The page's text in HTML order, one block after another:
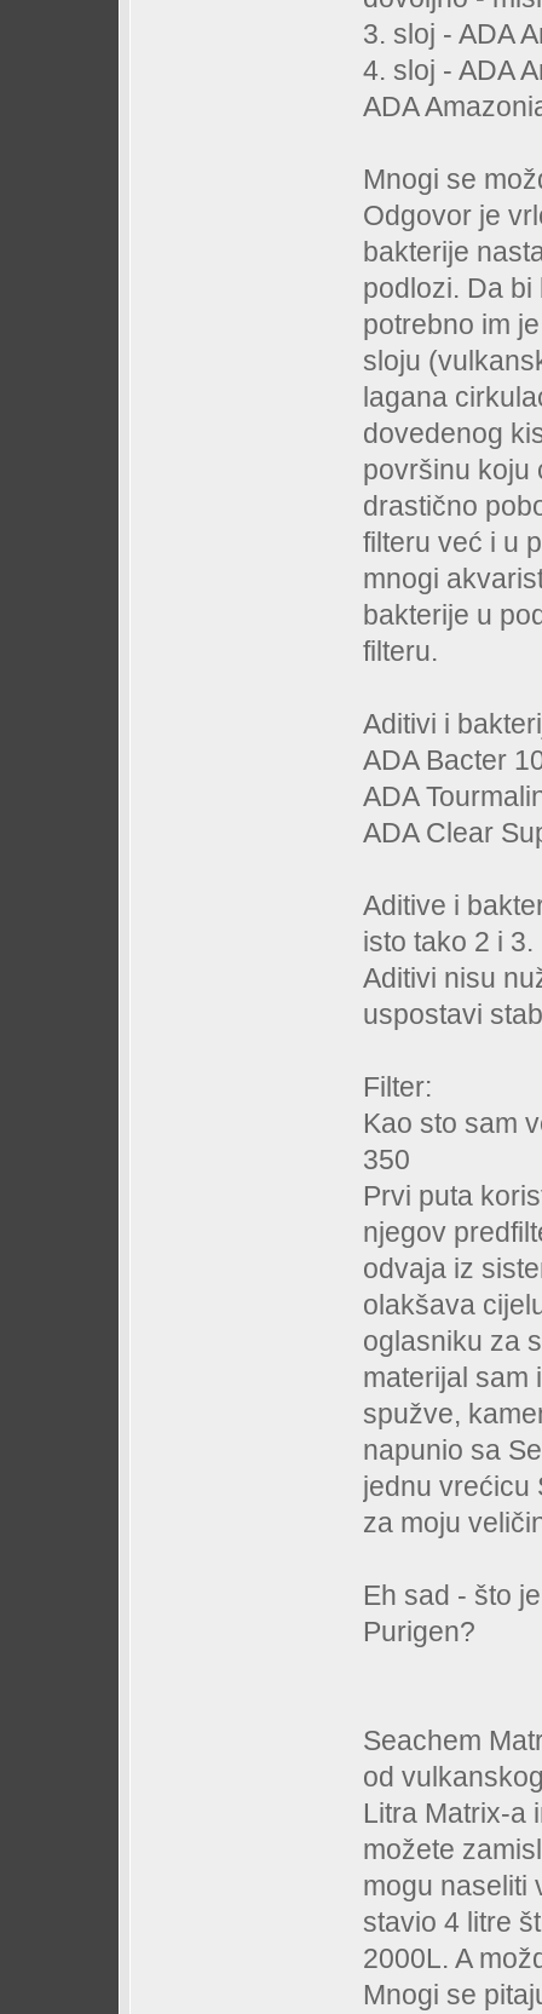
3. sloj - ADA
4. sloj - ADA
ADA
Mnogi se
Odgovor je
bakterije
podlozi. Da
potrebno im
sloju
lagana
dovedenog
površinu koju
drastično
filteru već i u
mnogi
bakterije u
filteru.
Aditivi i
ADA Bacter
ADA
ADA Clear
Aditive i
isto tako 2 i 3.
Aditivi nisu
uspostavi
Filter:
Kao sto sam
350
Prvi puta
njegov
odvaja iz
olakšava
oglasniku za
materijal sam
spužve,
napunio sa
jednu vrećicu
za moju
Eh sad - što
Purigen?
Seachem
od
Litra Matrix-a
možete
mogu naseliti
stavio 4 litre
2000L. A
Mnogi se